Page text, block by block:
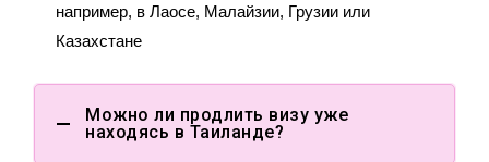
например, в Лаосе, Малайзии, Грузии или
Казахстане
Можно ли продлить визу уже
находясь в Таиланде?